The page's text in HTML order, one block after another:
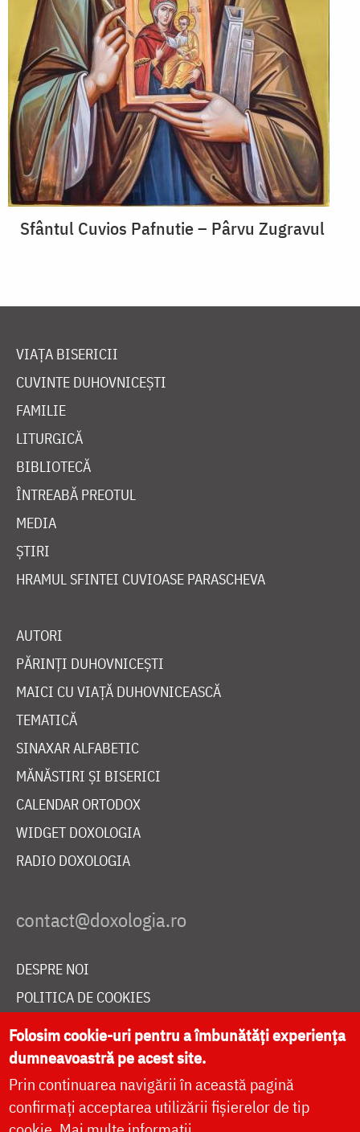
Sfântul Cuvios Pafnutie – Pârvu Zugravul
VIAȚA BISERICII
CUVINTE DUHOVNICEȘTI
FAMILIE
LITURGICĂ
BIBLIOTECĂ
ÎNTREABĂ PREOTUL
MEDIA
ȘTIRI
HRAMUL SFINTEI CUVIOASE PARASCHEVA
AUTORI
PĂRINȚI DUHOVNICEȘTI
MAICI CU VIAȚĂ DUHOVNICEASCĂ
TEMATICĂ
SINAXAR ALFABETIC
MĂNĂSTIRI ȘI BISERICI
CALENDAR ORTODOX
WIDGET DOXOLOGIA
RADIO DOXOLOGIA
DESPRE NOI
POLITICA DE COOKIES
DONEAZĂ ONLINE PENTRU CATEDRALA NAȚIONALĂ
LIVE
Folosim cookie-uri pentru a îmbunătăți experiența
dumneavoastră pe acest site.
Prin continuarea navigării în această pagină
confirmați acceptarea utilizării fișierelor de tip